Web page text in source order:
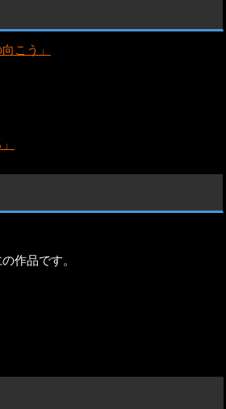
こう」
作品です。